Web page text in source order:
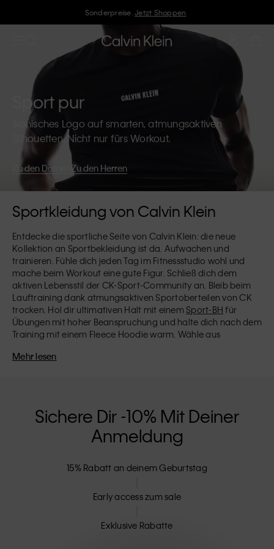
Sonderpreise.Jetzt Shoppen
Sport pur
Ikonisches Logo auf smarten, atmungsaktiven
Silhouetten. Nicht nur fürs Workout.
Zu den Damen Zu den Herren
Sportkleidung von Calvin Klein
Entdecke die sportliche Seite von Calvin Klein: die neue
Kollektion an Sportbekleidung ist da. Aufwachen und
trainieren. Fühle dich jeden Tag im Fitnessstudio wohl und
mache beim Workout eine gute Figur. Schließ dich dem
aktiven Lebensstil der CK-Sport-Community an. Bleib beim
Lauftraining dank atmungsaktiven Sportoberteilen von CK
trocken. Hol dir ultimativen Halt mit einem Sport-BH für
Übungen mit hoher Beanspruchung und halte dich nach dem
Training mit einem Fleece Hoodie warm. Wähle aus
bleibenden Eindruck hinterlassen. Bleibe stilvoll fit mit der
Mehr lesen
Sichere Dir -10% Mit Deiner
Anmeldung
15% Rabatt an deinem Geburtstag
Early access zum sale
Exklusive Rabatte